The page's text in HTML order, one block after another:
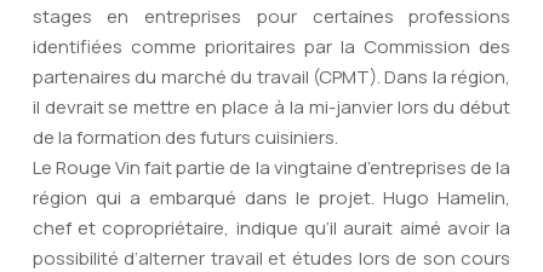
stages en entreprises pour certaines professions
identifiées comme prioritaires par la Commission des
partenaires du marché du travail (CPMT). Dans la région,
il devrait se mettre en place à la mi-janvier lors du début
de la formation des futurs cuisiniers.
Le Rouge Vin fait partie de la vingtaine d’entreprises de la
région qui a embarqué dans le projet. Hugo Hamelin,
chef et copropriétaire, indique qu’il aurait aimé avoir la
possibilité d’alterner travail et études lors de son cours